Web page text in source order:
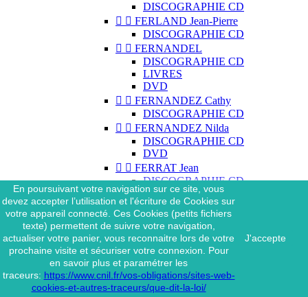
DISCOGRAPHIE CD
  FERLAND Jean-Pierre
DISCOGRAPHIE CD
  FERNANDEL
DISCOGRAPHIE CD
LIVRES
DVD
  FERNANDEZ Cathy
DISCOGRAPHIE CD
  FERNANDEZ Nilda
DISCOGRAPHIE CD
DVD
  FERRAT Jean
DISCOGRAPHIE CD
DISCOGRAPHIE 45 TOURS
DISCOGRAPHIE 33 TOURS
DVD
MAGAZINE
  FERRAT Jean & SES
INTERPRÈTES
DISCOGRAPHIE CD
  FERRÉ Léo
En poursuivant votre navigation sur ce site, vous
devez accepter l’utilisation et l'écriture de Cookies sur
votre appareil connecté. Ces Cookies (petits fichiers
texte) permettent de suivre votre navigation,
actualiser votre panier, vous reconnaitre lors de votre
prochaine visite et sécuriser votre connexion. Pour
en savoir plus et paramétrer les
traceurs: https://www.cnil.fr/vos-obligations/sites-web-
cookies-et-autres-traceurs/que-dit-la-loi/
J'accepte